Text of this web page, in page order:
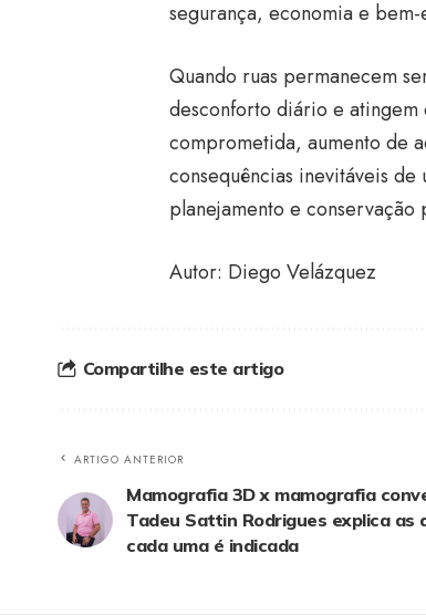
segurança, economia e
Quando ruas permanecem
desconforto diário e
comprometida, aumento de
consequências inevitáveis
planejamento e conservação
Autor: Diego Velázquez
Compartilhe este artigo
ARTIGO ANTERIOR
Mamografia 3D x mamografia
Tadeu Sattin Rodrigues explica as
cada uma é indicada